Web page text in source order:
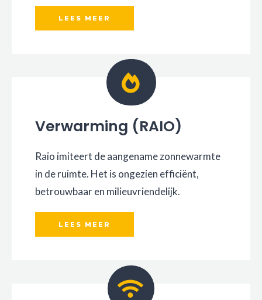
LEES MEER
Verwarming (RAIO)
Raio imiteert de aangename zonnewarmte
in de ruimte. Het is ongezien efficiënt,
betrouwbaar en milieuvriendelijk.
LEES MEER